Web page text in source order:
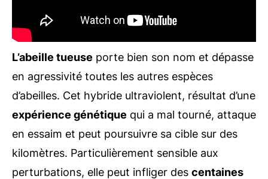
L’abeille tueuse porte bien son nom et dépasse
en agressivité toutes les autres espèces
d’abeilles. Cet hybride ultraviolent, résultat d’une
expérience génétique qui a mal tourné, attaque
en essaim et peut poursuivre sa cible sur des
kilomètres. Particulièrement sensible aux
perturbations, elle peut infliger des centaines